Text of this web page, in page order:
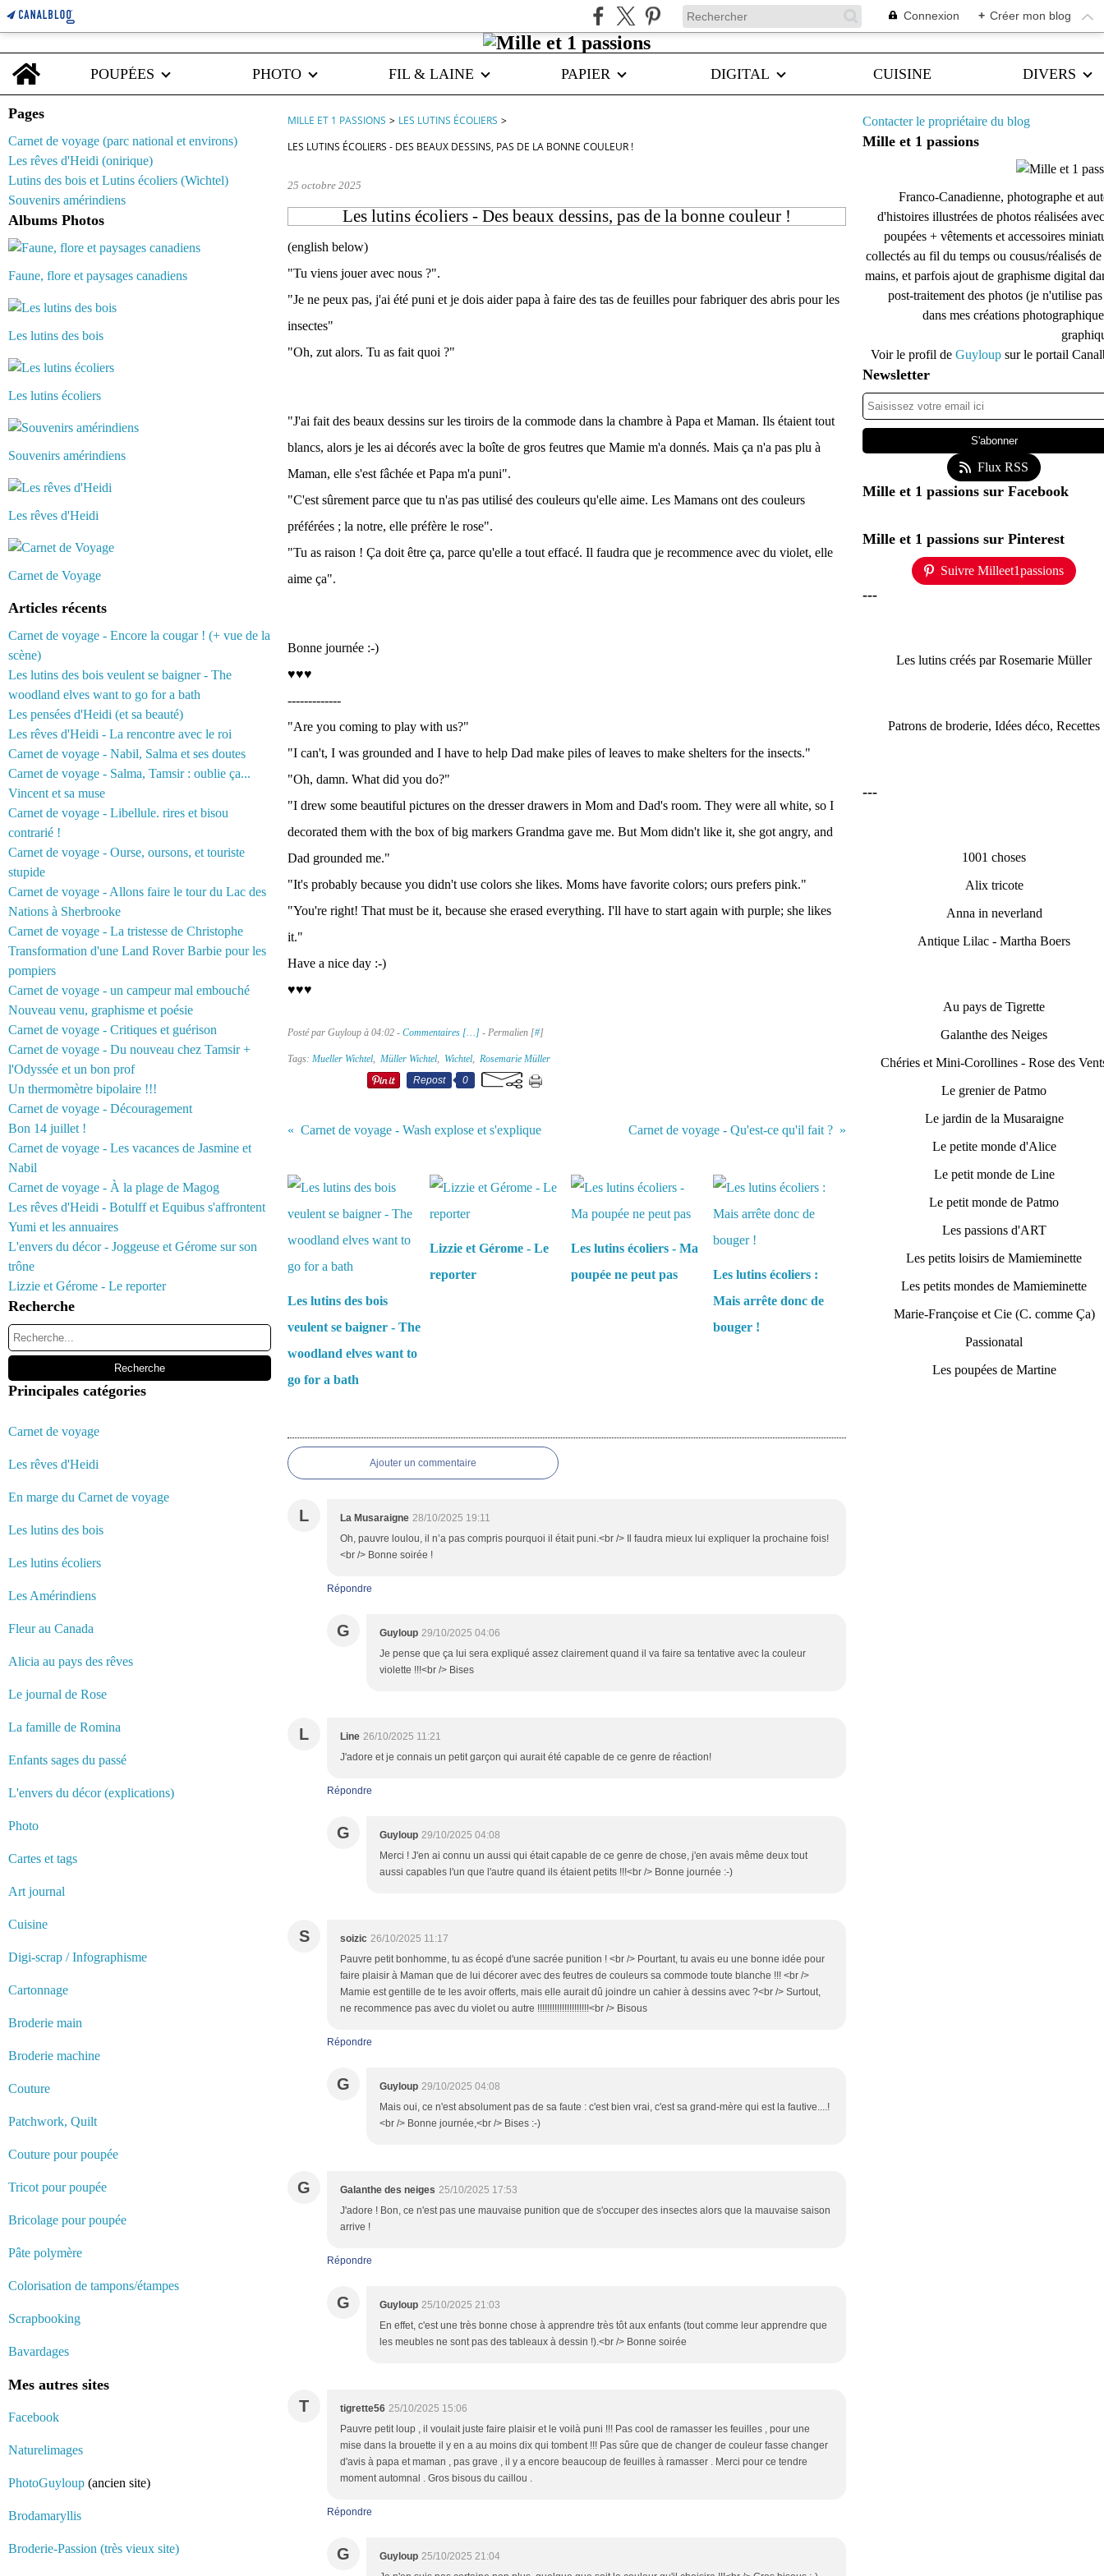
Connexion + Créer mon blog
Home
POUPÉES
PHOTO FIL & LAINE PAPIER DIGITAL CUISINE DIVERS
Pages
Carnet de voyage (parc national et environs)
Les rêves d'Heidi (onirique)
Lutins des bois et Lutins écoliers (Wichtel)
Souvenirs amérindiens
Albums Photos
Faune, flore et paysages canadiens
Les lutins des bois
Les lutins écoliers
Souvenirs amérindiens
Les rêves d'Heidi
Carnet de Voyage
Articles récents
Carnet de voyage - Encore la cougar ! (+ vue de la
scène)
Les lutins des bois veulent se baigner - The
woodland elves want to go for a bath
Les pensées d'Heidi (et sa beauté)
Les rêves d'Heidi - La rencontre avec le roi
Carnet de voyage - Nabil, Salma et ses doutes
Carnet de voyage - Salma, Tamsir : oublie ça...
Vincent et sa muse
Carnet de voyage - Libellule. rires et bisou
contrarié !
Carnet de voyage - Ourse, oursons, et touriste
stupide
Carnet de voyage - Allons faire le tour du Lac des
Nations à Sherbrooke
Carnet de voyage - La tristesse de Christophe
Transformation d'une Land Rover Barbie pour les
pompiers
Carnet de voyage - un campeur mal embouché
Nouveau venu, graphisme et poésie
Carnet de voyage - Critiques et guérison
Carnet de voyage - Du nouveau chez Tamsir +
l'Odyssée et un bon prof
Un thermomètre bipolaire !!!
Carnet de voyage - Découragement
Bon 14 juillet !
Carnet de voyage - Les vacances de Jasmine et
Nabil
Carnet de voyage - À la plage de Magog
Les rêves d'Heidi - Botulff et Equibus s'affrontent
Yumi et les annuaires
L'envers du décor - Joggeuse et Gérome sur son
trône
Lizzie et Gérome - Le reporter
Recherche
Principales catégories
Carnet de voyage
Les rêves d'Heidi
En marge du Carnet de voyage
Les lutins des bois
Les lutins écoliers
Les Amérindiens
Fleur au Canada
Alicia au pays des rêves
Le journal de Rose
La famille de Romina
Enfants sages du passé
L'envers du décor (explications)
Photo
Cartes et tags
Art journal
Cuisine
Digi-scrap / Infographisme
Cartonnage
Broderie main
Broderie machine
Couture
Patchwork, Quilt
Couture pour poupée
Tricot pour poupée
Bricolage pour poupée
Pâte polymère
Colorisation de tampons/étampes
Scrapbooking
Bavardages
Mes autres sites
Facebook
Naturelimages
PhotoGuyloup (ancien site)
Brodamaryllis
Broderie-Passion (très vieux site)
MILLE ET 1 PASSIONS > LES LUTINS ÉCOLIERS >
LES LUTINS ÉCOLIERS - DES BEAUX DESSINS, PAS DE LA BONNE COULEUR !
25 octobre 2025
Les lutins écoliers - Des beaux dessins, pas de la bonne couleur !
(english below)
"Tu viens jouer avec nous ?".
"Je ne peux pas, j'ai été puni et je dois aider papa à faire des tas de feuilles pour fabriquer des abris pour les
insectes"
"Oh, zut alors. Tu as fait quoi ?"
"J'ai fait des beaux dessins sur les tiroirs de la commode dans la chambre à Papa et Maman. Ils étaient tout
blancs, alors je les ai décorés avec la boîte de gros feutres que Mamie m'a donnés. Mais ça n'a pas plu à
Maman, elle s'est fâchée et Papa m'a puni".
"C'est sûrement parce que tu n'as pas utilisé des couleurs qu'elle aime. Les Mamans ont des couleurs
préférées ; la notre, elle préfère le rose".
"Tu as raison ! Ça doit être ça, parce qu'elle a tout effacé. Il faudra que je recommence avec du violet, elle
aime ça".
Bonne journée :-)
♥♥♥
-------------
"Are you coming to play with us?"
"I can't, I was grounded and I have to help Dad make piles of leaves to make shelters for the insects."
"Oh, damn. What did you do?"
"I drew some beautiful pictures on the dresser drawers in Mom and Dad's room. They were all white, so I
decorated them with the box of big markers Grandma gave me. But Mom didn't like it, she got angry, and
Dad grounded me."
"It's probably because you didn't use colors she likes. Moms have favorite colors; ours prefers pink."
"You're right! That must be it, because she erased everything. I'll have to start again with purple; she likes
it."
Have a nice day :-)
♥♥♥
Posté par Guyloup à 04:02 - Commentaires […] - Permalien [#]
Tags: Mueller Wichtel, Müller Wichtel, Wichtel, Rosemarie Müller
Repost
0
Carnet de voyage - Wash explose et s'explique Carnet de voyage - Qu'est-ce qu'il fait ?
Les lutins des bois
veulent se baigner - The
woodland elves want to
go for a bath
Lizzie et Gérome - Le
reporter
Les lutins écoliers - Ma
poupée ne peut pas
Les lutins écoliers :
Mais arrête donc de
bouger !
Ajouter un commentaire
L La Musaraigne 28/10/2025 19:11
Oh, pauvre loulou, il n’a pas compris pourquoi il était puni.<br /> Il faudra mieux lui expliquer la prochaine fois!
<br /> Bonne soirée !
Répondre
G Guyloup 29/10/2025 04:06
Je pense que ça lui sera expliqué assez clairement quand il va faire sa tentative avec la couleur
violette !!!<br /> Bises
L Line 26/10/2025 11:21
J'adore et je connais un petit garçon qui aurait été capable de ce genre de réaction!
Répondre
G Guyloup 29/10/2025 04:08
Merci ! J'en ai connu un aussi qui était capable de ce genre de chose, j'en avais même deux tout
aussi capables l'un que l'autre quand ils étaient petits !!!<br /> Bonne journée :-)
S soizic 26/10/2025 11:17
Pauvre petit bonhomme, tu as écopé d'une sacrée punition ! <br /> Pourtant, tu avais eu une bonne idée pour
faire plaisir à Maman que de lui décorer avec des feutres de couleurs sa commode toute blanche !!! <br />
Mamie est gentille de te les avoir offerts, mais elle aurait dû joindre un cahier à dessins avec ?<br /> Surtout,
ne recommence pas avec du violet ou autre !!!!!!!!!!!!!!!!!!!!!<br /> Bisous
Répondre
G Guyloup 29/10/2025 04:08
Mais oui, ce n'est absolument pas de sa faute : c'est bien vrai, c'est sa grand-mère qui est la fautive....!
<br /> Bonne journée,<br /> Bises :-)
G Galanthe des neiges 25/10/2025 17:53
J'adore ! Bon, ce n'est pas une mauvaise punition que de s'occuper des insectes alors que la mauvaise saison
arrive !
Répondre
G Guyloup 25/10/2025 21:03
En effet, c'est une très bonne chose à apprendre très tôt aux enfants (tout comme leur apprendre que
les meubles ne sont pas des tableaux à dessin !).<br /> Bonne soirée
T tigrette56 25/10/2025 15:06
Pauvre petit loup , il voulait juste faire plaisir et le voilà puni !!! Pas cool de ramasser les feuilles , pour une
mise dans la brouette il y en a au moins dix qui tombent !!! Pas sûre que de changer de couleur fasse changer
d'avis à papa et maman , pas grave , il y a encore beaucoup de feuilles à ramasser . Merci pour ce tendre
moment automnal . Gros bisous du caillou .
Répondre
G Guyloup 25/10/2025 21:04
Contacter le propriétaire du blog
Mille et 1 passions
Franco-Canadienne, photographe et
d'histoires illustrées de photos réalisées
poupées + vêtements et accessoires
collectés au fil du temps ou cousus/réalisés de
mains, et parfois ajout de graphisme digital
post-traitement des photos (je n'utilise
dans mes créations
Voir le profil de Guyloup sur le portail
Newsletter
Flux RSS
Mille et 1 passions sur Facebook
Mille et 1 passions sur Pinterest
Suivre Milleet1passions
---
Les lutins créés par Rosemarie Müller
Patrons de broderie, Idées déco, Recettes
---
1001 choses
Alix tricote
Anna in neverland
Antique Lilac - Martha Boers
Au pays de Tigrette
Galanthe des Neiges
Chéries et Mini-Corollines - Rose des
Le grenier de Patmo
Le jardin de la Musaraigne
Le petite monde d'Alice
Le petit monde de Line
Le petit monde de Patmo
Les passions d'ART
Les petits loisirs de Mamieminette
Les petits mondes de Mamieminette
Marie-Françoise et Cie (C. comme Ça)
Passionatal
Les poupées de Martine